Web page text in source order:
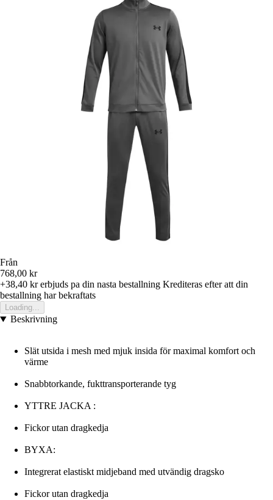
Från
768,00 kr
+38,40 krerbjuds pa din nasta bestallning Krediteras efter att din
bestallning har bekraftats
Loading...
Beskrivning
Slät utsida i mesh med mjuk insida för maximal komfort och
värme
Snabbtorkande, fukttransporterande tyg
YTTRE JACKA :
Fickor utan dragkedja
BYXA:
Integrerat elastiskt midjeband med utvändig dragsko
Fickor utan dragkedja